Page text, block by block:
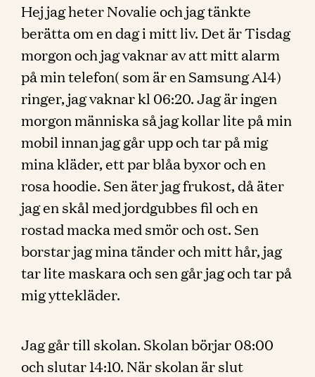
Hej jag heter Novalie och jag tänkte
berätta om en dag i mitt liv. Det är Tisdag
morgon och jag vaknar av att mitt alarm
på min telefon( som är en Samsung A14)
ringer, jag vaknar kl 06:20. Jag är ingen
morgon människa så jag kollar lite på min
mobil innan jag går upp och tar på mig
mina kläder, ett par blåa byxor och en
rosa hoodie. Sen äter jag frukost, då äter
jag en skål med jordgubbes fil och en
rostad macka med smör och ost. Sen
borstar jag mina tänder och mitt hår, jag
tar lite maskara och sen går jag och tar på
mig yttekläder.
Jag går till skolan. Skolan börjar 08:00
och slutar 14:10. När skolan är slut